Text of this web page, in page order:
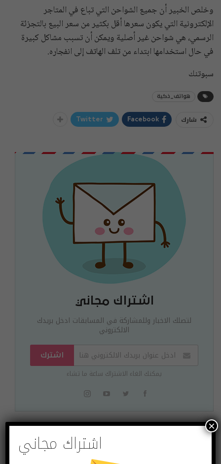
وخلص الخبير أن جميع الشواحن التي تباع في المتاجر
الإلكترونية التي يكون سعرها أقل بكثير من سعر البيع بالتجزئة
الرسمي، هي شواحن غير أصلية ويمكن أن تسبب مشاكل كبيرة
في حال استخدامها ابتداء من تلف الهاتف إلى انفجاره.
سبوتنك
هواتف_ذكية
شارك Facebook
Twitter
اشتراك مجاني
لتصلك الاخبار وللمشاركة في المسابقات ادخل بريدك
الالكتروني
اشترك
يمكنك الغاء الاشتراك ساعة ما تشاء
البوست القادم
سماعة لاسلكية
اشتراك مجاني
×